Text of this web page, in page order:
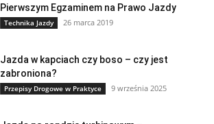
Pierwszym Egzaminem na Prawo Jazdy
Technika Jazdy 26 marca 2019
Jazda w kapciach czy boso – czy jest
zabroniona?
Przepisy Drogowe w Praktyce 9 września 2025